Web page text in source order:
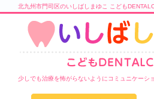
北九州市門司区のいしばしまゆこ こども
少しでも治療を怖がらないようにコミュニケーシ